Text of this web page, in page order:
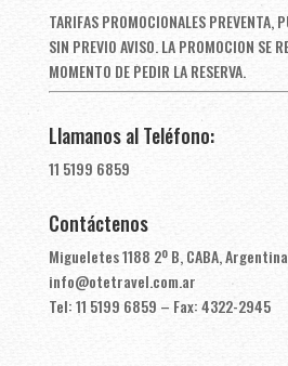
TARIFAS PROMOCIONALES PREVENTA,
SIN PREVIO AVISO. LA PROMOCION SE
MOMENTO DE PEDIR LA RESERVA.
Llamanos al Teléfono:
11 5199 6859
Contáctenos
Migueletes 1188 2º B, CABA,
info@otetravel.com.ar
Tel: 11 5199 6859 – Fax: 4322-2945